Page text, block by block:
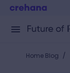
Home Blog /